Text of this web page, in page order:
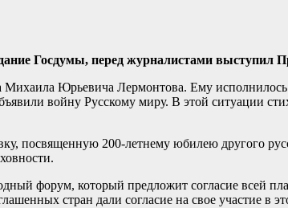
Госдумы, перед журналистами
Михаила Юрьевича Лермонтова. Ему
войну Русскому миру. В этой ситуации
посвященную 200-летнему юбилею другого
форум, который предложит согласие всей
стран дали согласие на свое участие в